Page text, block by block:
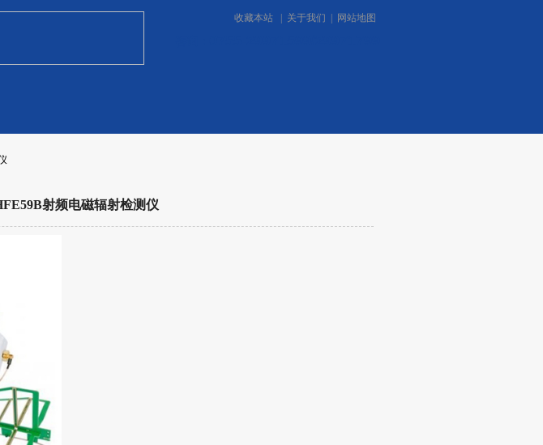
收藏本站 关于我们 网站地图
射频电磁辐射检测仪